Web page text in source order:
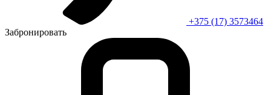
+375 (17) 3573464
Забронировать